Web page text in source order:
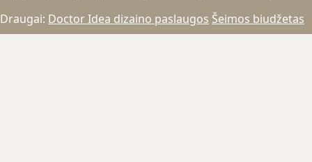
Draugai: Doctor Idea dizaino paslaugos Šeimos biudžetas